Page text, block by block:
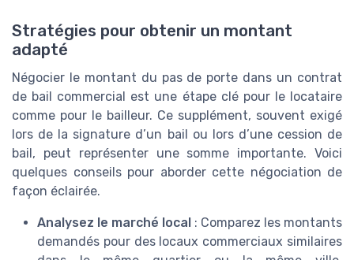
Stratégies pour obtenir un montant
adapté
Négocier le montant du pas de porte dans un contrat
de bail commercial est une étape clé pour le locataire
comme pour le bailleur. Ce supplément, souvent exigé
lors de la signature d’un bail ou lors d’une cession de
bail, peut représenter une somme importante. Voici
quelques conseils pour aborder cette négociation de
façon éclairée.
Analysez le marché local : Comparez les montants
demandés pour des locaux commerciaux similaires